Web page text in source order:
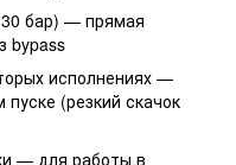
бар) — прямая
bypass
исполнениях —
(резкий скачок
— для работы в